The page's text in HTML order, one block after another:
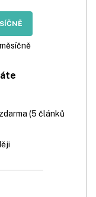
zdarma (5 článků